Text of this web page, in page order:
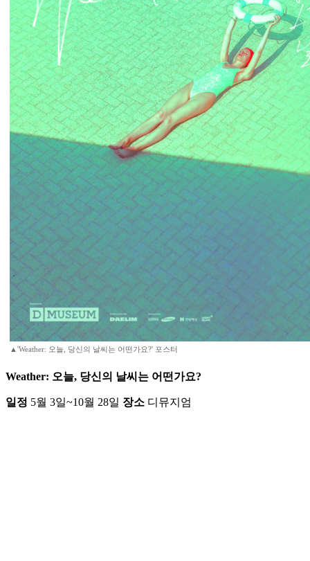
▲'Weather: 오늘, 당신의 날씨는 어떤가요?' 포스터
Weather: 오늘, 당신의 날씨는 어떤가요?
일정 5월 3일~10월 28일 장소 디뮤지엄